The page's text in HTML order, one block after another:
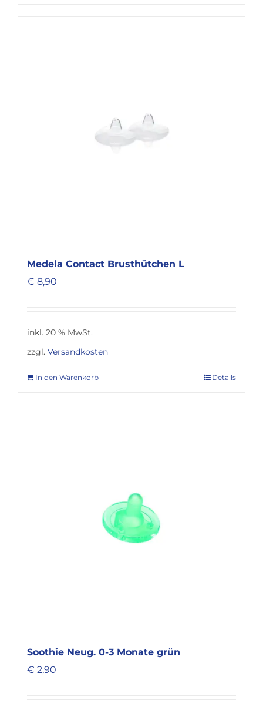
Medela Contact Brusthütchen L
€ 8,90
inkl. 20 % MwSt.
zzgl. Versandkosten
In den Warenkorb Details
Soothie Neug. 0-3 Monate grün
€ 2,90